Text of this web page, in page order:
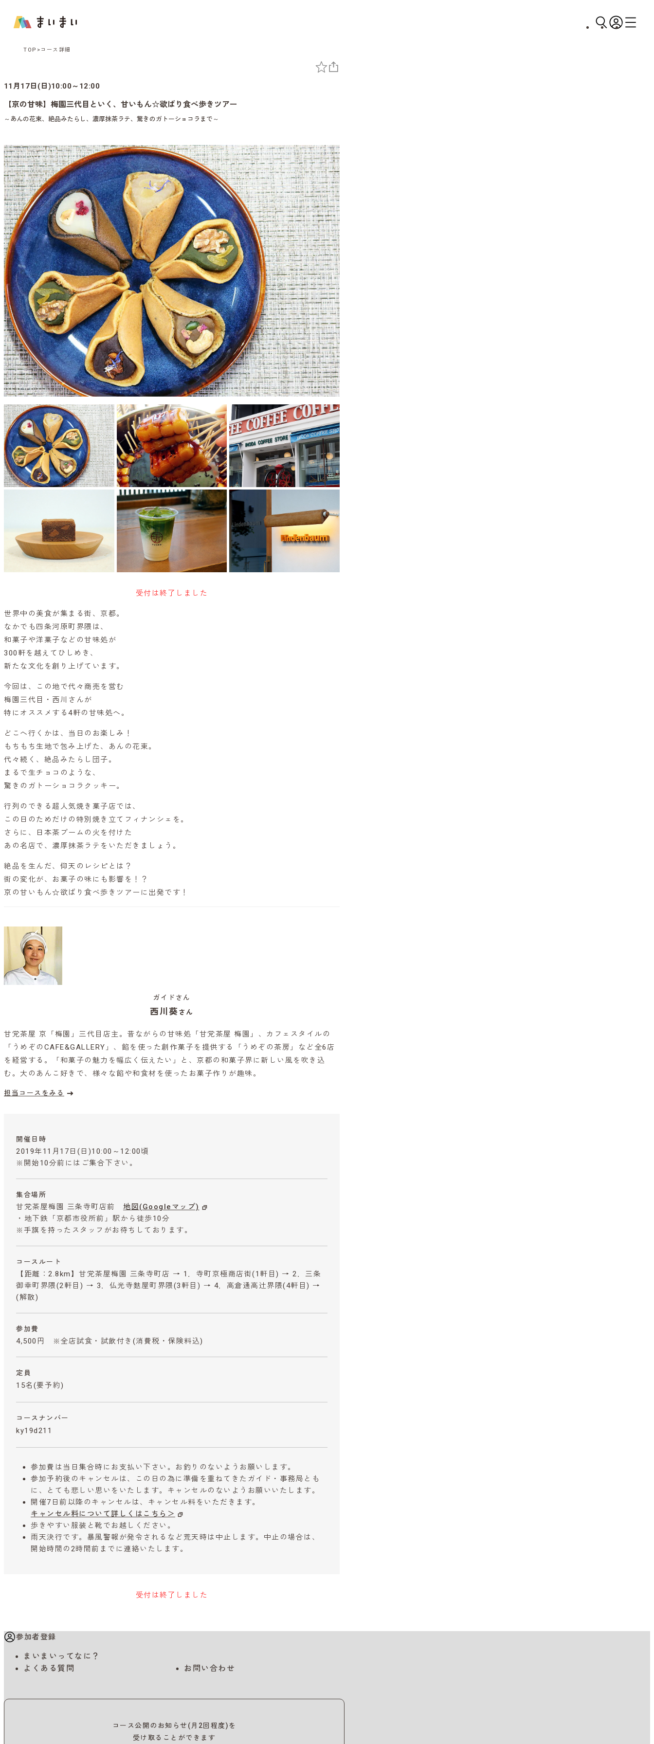
TOP コース詳細
11月17日(日)10:00～12:00
【京の甘味】梅園三代目といく、甘いもん☆欲ばり食べ歩きツアー
～あんの花束、絶品みたらし、濃厚抹茶ラテ、驚きのガトーショコラまで～
受付は終了しました
世界中の美食が集まる街、京都。
なかでも四条河原町界隈は、
和菓子や洋菓子などの甘味処が
300軒を越えてひしめき、
新たな文化を創り上げています。
今回は、この地で代々商売を営む
梅園三代目・西川さんが
特にオススメする4軒の甘味処へ。
どこへ行くかは、当日のお楽しみ！
もちもち生地で包み上げた、あんの花束。
代々続く、絶品みたらし団子。
まるで生チョコのような、
驚きのガトーショコラクッキー。
行列のできる超人気焼き菓子店では、
この日のためだけの特別焼き立てフィナンシェを。
さらに、日本茶ブームの火を付けた
あの名店で、濃厚抹茶ラテをいただきましょう。
絶品を生んだ、仰天のレシピとは？
街の変化が、お菓子の味にも影響を！？
京の甘いもん☆欲ばり食べ歩きツアーに出発です！
ガイドさん
西川葵さん
甘党茶屋 京「梅園」三代目店主。昔ながらの甘味処「甘党茶屋 梅園」、カフェスタイルの
「うめぞのCAFE&GALLERY」、餡を使った創作菓子を提供する「うめぞの茶房」など全6店
を経営する。「和菓子の魅力を幅広く伝えたい」と、京都の和菓子界に新しい風を吹き込
む。大のあんこ好きで、様々な餡や和食材を使ったお菓子作りが趣味。
担当コースをみる
開催日時
2019年11月17日(日)10:00～12:00頃
※開始10分前にはご集合下さい。
集合場所
甘党茶屋梅園 三条寺町店前 地図(Googleマップ)
・地下鉄「京都市役所前」駅から徒歩10分
※手旗を持ったスタッフがお待ちしております。
コースルート
【距離：2.8km】甘党茶屋梅園 三条寺町店 → 1．寺町京極商店街(1軒目) → 2．三条
御幸町界隈(2軒目) → 3．仏光寺麩屋町界隈(3軒目) → 4．高倉通高辻界隈(4軒目) →
(解散)
参加費
4,500円 ※全店試食・試飲付き (消費税・保険料込)
定員
15名(要予約)
コースナンバー
ky19d211
参加費は当日集合時にお支払い下さい。お釣りのないようお願いします。
参加予約後のキャンセルは、この日の為に準備を重ねてきたガイド・事務局とも
に、とても悲しい思いをいたします。キャンセルのないようお願いいたします。
開催7日前以降のキャンセルは、キャンセル料をいただきます。
キャンセル料について詳しくはこちら＞
歩きやすい服装と靴でお越しください。
雨天決行です。暴風警報が発令されるなど荒天時は中止します。中止の場合は、
開始時間の2時間前までに連絡いたします。
受付は終了しました
参加者登録
まいまいってなに？
よくある質問
お問い合わせ
コース公開のお知らせ(月2回程度)を
受け取ることができます